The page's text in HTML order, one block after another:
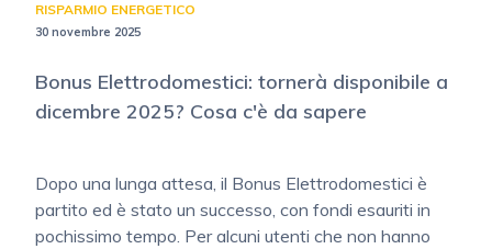
RISPARMIO ENERGETICO
30 novembre 2025
Bonus Elettrodomestici: tornerà disponibile a
dicembre 2025? Cosa c'è da sapere
Dopo una lunga attesa, il Bonus Elettrodomestici è
partito ed è stato un successo, con fondi esauriti in
pochissimo tempo. Per alcuni utenti che non hanno